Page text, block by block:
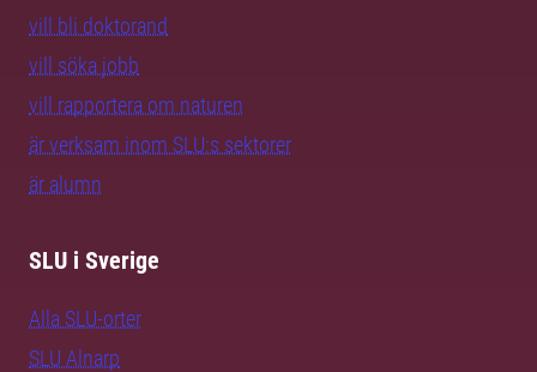
vill bli doktorand
vill söka jobb
vill rapportera om naturen
är verksam inom SLU:s sektorer
är alumn
SLU i Sverige
Alla SLU-orter
SLU Alnarp